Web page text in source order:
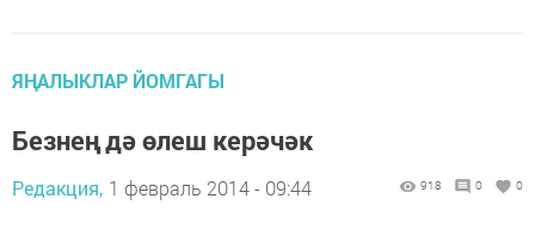
ЯҢАЛЫКЛАР ЙОМГАГЫ
Безнең дә өлеш керәчәк
Редакция, 1 февраль 2014 - 09:44 918 0 0